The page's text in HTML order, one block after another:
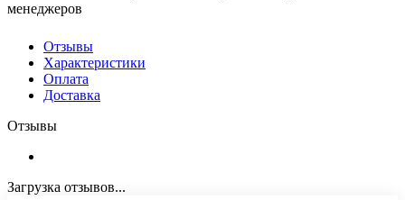
менеджеров
Отзывы
Характеристики
Оплата
Доставка
Отзывы
Загрузка отзывов...